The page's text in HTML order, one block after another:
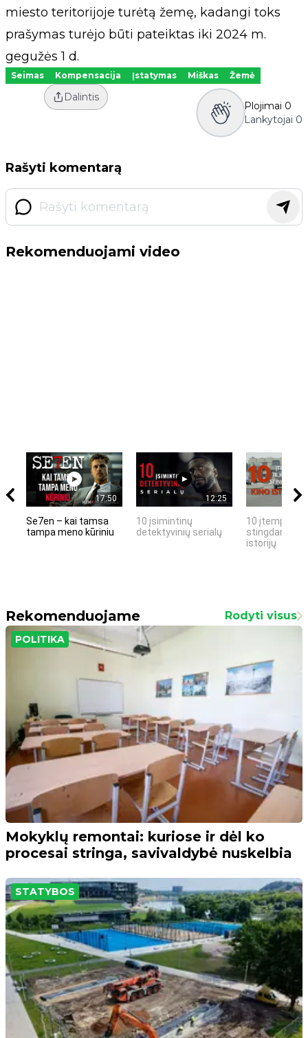
miesto teritorijoje turėtą žemę, kadangi toks
prašymas turėjo būti pateiktas iki 2024 m.
gegužės 1 d.
Seimas Kompensacija Įstatymas Miškas Žemė
Dalintis
Plojimai 0
Lankytojai 0
Rašyti komentarą
Rekomenduojami video
17:50
Se7en – kai tamsa
tampa meno kūriniu
12:25
10 įsimintinų
detektyvinių serialų
10 įtemptų,
stingdančių
istorijų
Rekomenduojame Rodyti visus
POLITIKA
Mokyklų remontai: kuriose ir dėl ko
procesai stringa, savivaldybė nuskelbia
STATYBOS